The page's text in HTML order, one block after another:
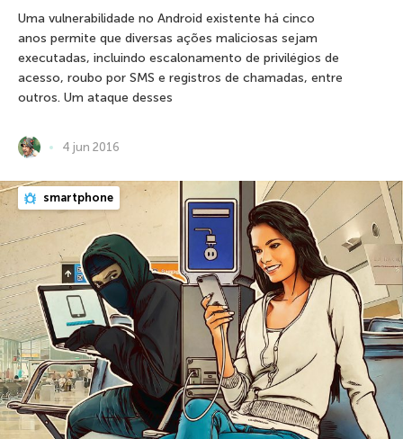
Uma vulnerabilidade no Android existente há cinco
anos permite que diversas ações maliciosas sejam
executadas, incluindo escalonamento de privilégios de
acesso, roubo por SMS e registros de chamadas, entre
outros. Um ataque desses
4 jun 2016
smartphone